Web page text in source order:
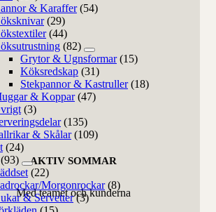
AKTIV SOMMAR
Med teamet och kunderna
& Karaffer (54)
(29)
(44)
(82)
Grytor & Ugnsformar (15)
Köksredskap (31)
Stekpannor & Kastruller (18)
& Koppar (47)
(3)
(135)
& Skålar (109)
(24)
(93)
(22)
Morgonrockar (8)
& Servetter (3)